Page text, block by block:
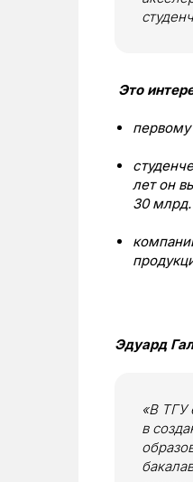
Это
первому
лет он
30
Эдуард
«В ТГУ
в